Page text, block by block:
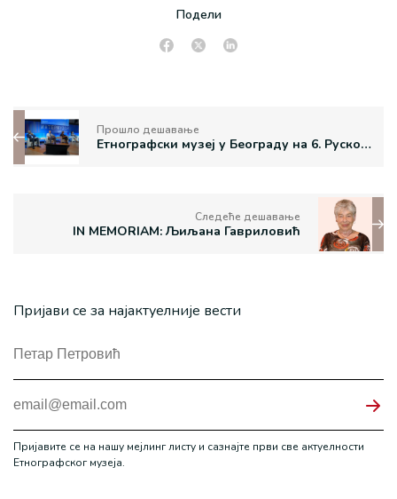
Подели
Прошло дешавање
Етнографски музеј у Београду на 6. Руско-српском културном форуму у Москви и Великом Новгороду
Следеће дешавање
IN MEMORIAM: Љиљана Гавриловић
Пријави се за најактуелније вести
Пријавите се на нашу мејлинг листу и сазнајте први све актуелности
Етнографског музеја.